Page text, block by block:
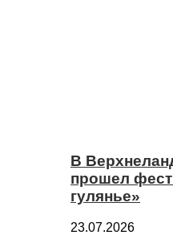
В
прошел
гулянье»
23.07.2026